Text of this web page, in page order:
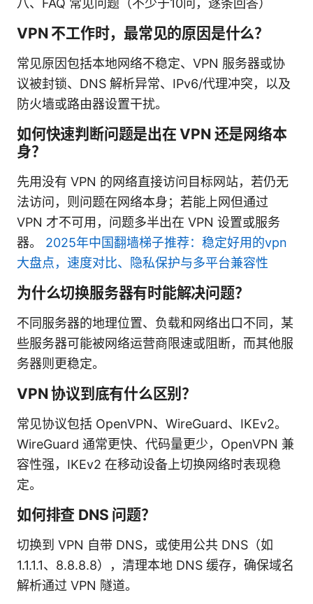
八、FAQ 常见问题（不少于10问，逐条回答）
VPN 不工作时，最常见的原因是什么？
常见原因包括本地网络不稳定、VPN 服务器或协
议被封锁、DNS 解析异常、IPv6/代理冲突，以及
防火墙或路由器设置干扰。
如何快速判断问题是出在 VPN 还是网络本
身？
先用没有 VPN 的网络直接访问目标网站，若仍无
法访问，则问题在网络本身；若能上网但通过
VPN 才不可用，问题多半出在 VPN 设置或服务
器。 2025年中国翻墙梯子推荐：稳定好用的vpn
大盘点，速度对比、隐私保护与多平台兼容性
为什么切换服务器有时能解决问题？
不同服务器的地理位置、负载和网络出口不同，某
些服务器可能被网络运营商限速或阻断，而其他服
务器则更稳定。
VPN 协议到底有什么区别？
常见协议包括 OpenVPN、WireGuard、IKEv2。
WireGuard 通常更快、代码量更少，OpenVPN 兼
容性强，IKEv2 在移动设备上切换网络时表现稳
定。
如何排查 DNS 问题？
切换到 VPN 自带 DNS，或使用公共 DNS（如
1.1.1.1、8.8.8.8），清理本地 DNS 缓存，确保域名
解析通过 VPN 隧道。